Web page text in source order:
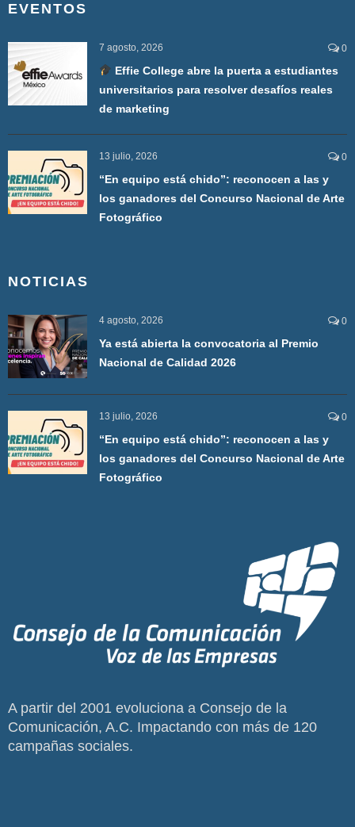
EVENTOS
7 agosto, 2026 0
Effie College abre la puerta a estudiantes
universitarios para resolver desafíos reales
de marketing
13 julio, 2026 0
“En equipo está chido”: reconocen a las y
los ganadores del Concurso Nacional de Arte
Fotográfico
NOTICIAS
4 agosto, 2026 0
Ya está abierta la convocatoria al Premio
Nacional de Calidad 2026
13 julio, 2026 0
“En equipo está chido”: reconocen a las y
los ganadores del Concurso Nacional de Arte
Fotográfico
A partir del 2001 evoluciona a Consejo de la
Comunicación, A.C. Impactando con más de 120
campañas sociales.